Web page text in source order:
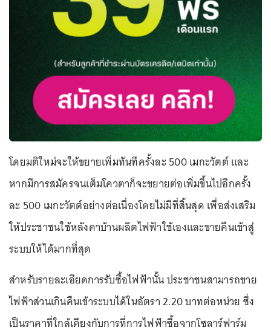
โดยมติใหม่จะให้ขยายเพิ่มทันทีครั้งละ 500 เมกะวัตต์ และ
หากมีการสมัครจนเต็มโควตาก็จะขยายต่อเพิ่มขึ้นไปอีกครั้ง
ละ 500 เมกะวัตต์อย่างต่อเนื่องโดยไม่มีที่สิ้นสุด เพื่อส่งเสริม
ให้ประชาชนใช้หลังคาบ้านผลิตไฟฟ้าใช้เองและขายคืนเข้าสู่
ระบบให้ได้มากที่สุด
สำหรับรายละเอียดการรับซื้อไฟฟ้านั้น ประชาชนสามารถขาย
ไฟฟ้าส่วนเกินคืนเข้าระบบได้ในอัตรา 2.20 บาทต่อหน่วย ซึ่ง
เป็นราคาที่ใกล้เคียงกับการที่การไฟฟ้าซื้อจากโซลาร์ฟาร์ม